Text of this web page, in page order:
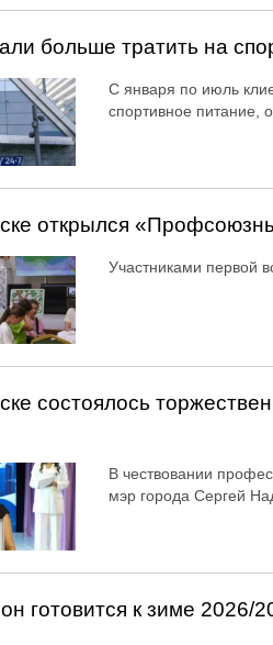
больше тратить на
С января по июль
спортивное питание,
открылся
Участниками первой
состоялось
В чествовании
мэр города Сергей
готовится к зиме